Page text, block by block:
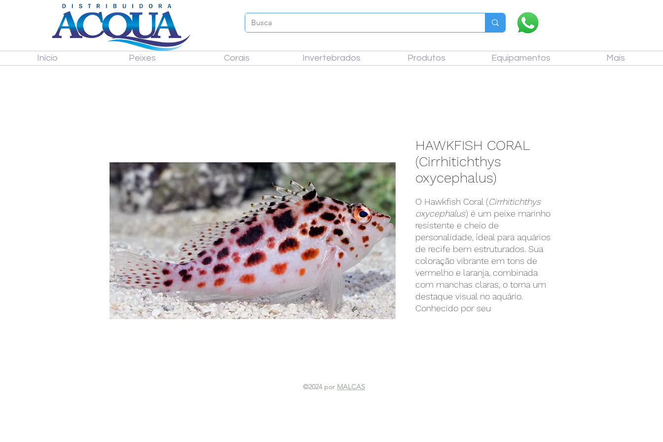
Início Peixes Corais Invertebrados Produtos Equipamentos Mais
HAWKFISH CORAL
(Cirrhitichthys
oxycephalus)
O Hawkfish Coral (Cirrhitichthys
oxycephalus) é um peixe marinho
resistente e cheio de
personalidade, ideal para aquários
de recife bem estruturados. Sua
coloração vibrante em tons de
vermelho e laranja, combinada
com manchas claras, o torna um
destaque visual no aquário.
Conhecido por seu
©2024 por MALCAS